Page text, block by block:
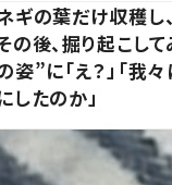
ギの葉だけ収穫
の後、掘り起こし
姿”に「え？」「我
したのか」